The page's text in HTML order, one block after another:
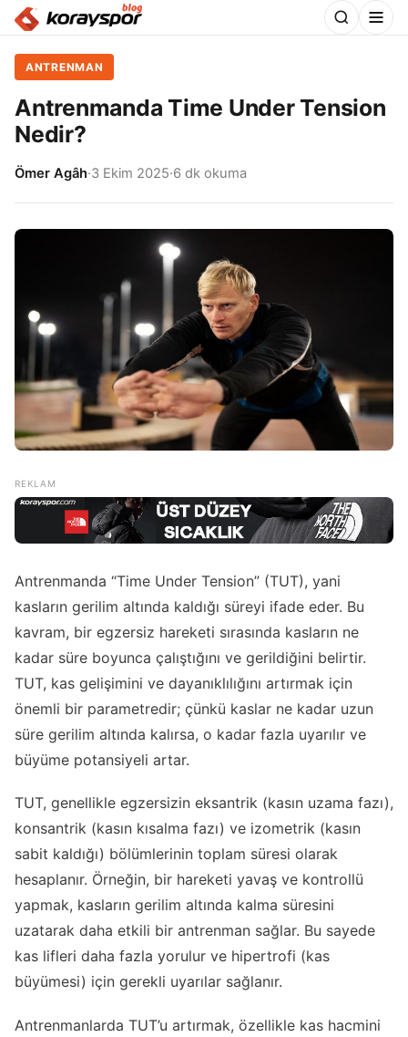
ANTRENMAN
Antrenmanda Time Under Tension
Nedir?
Ömer Agâh·3 Ekim 2025·6 dk okuma
Antrenmanda “Time Under Tension” (TUT), yani
kasların gerilim altında kaldığı süreyi ifade eder. Bu
kavram, bir egzersiz hareketi sırasında kasların ne
kadar süre boyunca çalıştığını ve gerildiğini belirtir.
TUT, kas gelişimini ve dayanıklılığını artırmak için
önemli bir parametredir; çünkü kaslar ne kadar uzun
süre gerilim altında kalırsa, o kadar fazla uyarılır ve
büyüme potansiyeli artar.
TUT, genellikle egzersizin eksantrik (kasın uzama fazı),
konsantrik (kasın kısalma fazı) ve izometrik (kasın
sabit kaldığı) bölümlerinin toplam süresi olarak
hesaplanır. Örneğin, bir hareketi yavaş ve kontrollü
yapmak, kasların gerilim altında kalma süresini
uzatarak daha etkili bir antrenman sağlar. Bu sayede
kas lifleri daha fazla yorulur ve hipertrofi (kas
büyümesi) için gerekli uyarılar sağlanır.
Antrenmanlarda TUT’u artırmak, özellikle kas hacmini